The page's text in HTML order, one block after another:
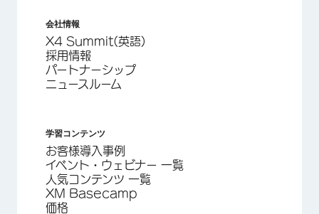
会社情報
X4 Summit(英語)
採用情報
パートナーシップ
ニュースルーム
学習コンテンツ
お客様導入事例
イベント・ウェビナー 一覧
人気コンテンツ 一覧
XM Basecamp
価格